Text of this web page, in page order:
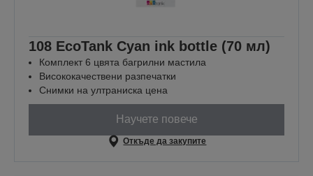
108 EcoTank Cyan ink bottle (70 мл)
Комплект 6 цвята багрилни мастила
Висококачествени разпечатки
Снимки на ултраниска цена
Научете повече
Откъде да закупите